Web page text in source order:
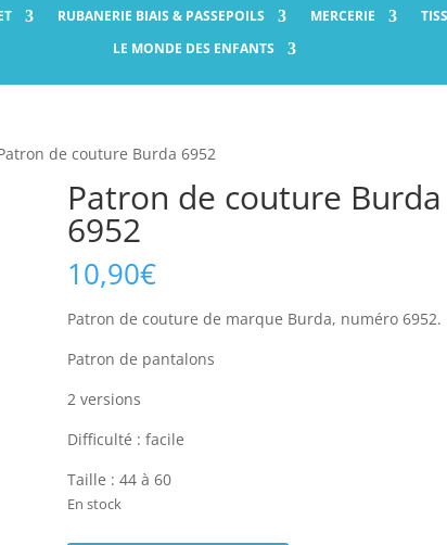
RUBANERIE BIAIS & PASSEPOILS MERCERIE
LE MONDE DES ENFANTS
de couture Burda 6952
Patron de couture Burda
6952
10,90€
Patron de couture de marque Burda, numéro 6952.
Patron de pantalons
2 versions
Difficulté : facile
Taille : 44 à 60
En stock